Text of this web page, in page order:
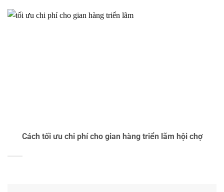
Cách tối ưu chi phí cho gian hàng triển lãm hội chợ